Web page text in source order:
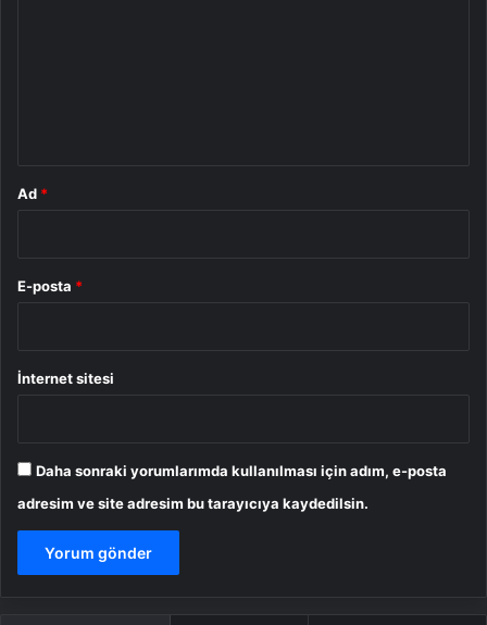
Ad *
E-posta *
İnternet sitesi
Daha sonraki yorumlarımda kullanılması için adım, e-posta
adresim ve site adresim bu tarayıcıya kaydedilsin.